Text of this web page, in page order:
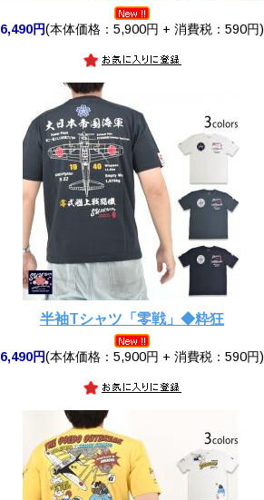
6,490円(本体価格：5,900円 + 消費税：590円)
半袖Tシャツ「零戦」◆粋狂
6,490円(本体価格：5,900円 + 消費税：590円)